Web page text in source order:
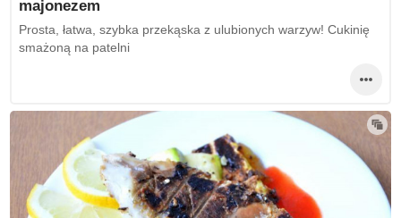
majonezem
Prosta, łatwa, szybka przekąska z ulubionych warzyw! Cukinię
smażoną na patelni